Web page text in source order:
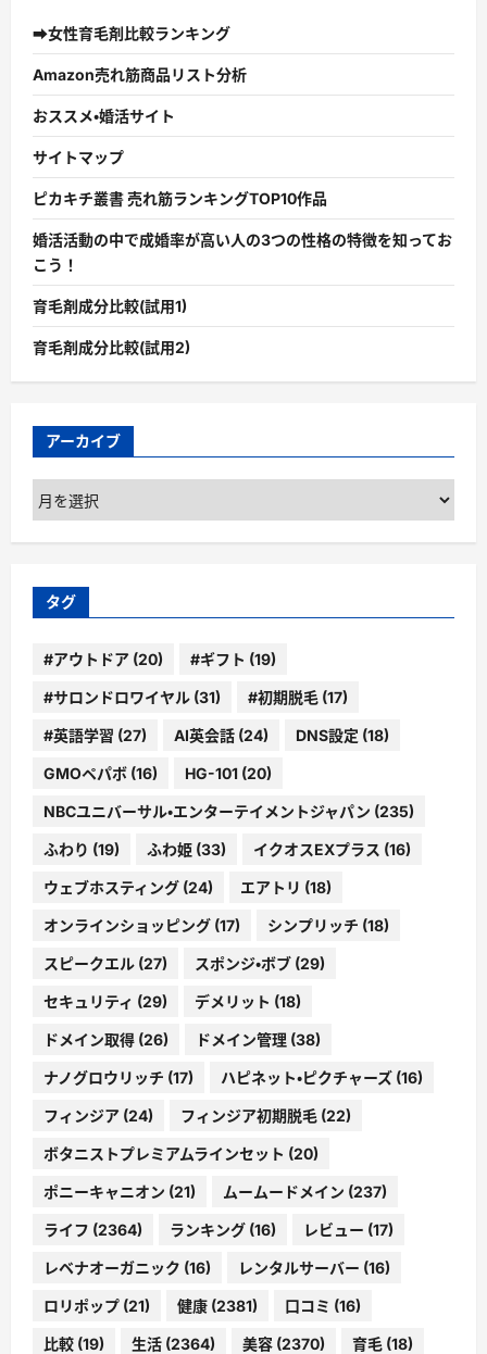
➡女性育毛剤比較ランキング
Amazon売れ筋商品リスト分析
おススメ・婚活サイト
サイトマップ
ピカキチ叢書 売れ筋ランキングTOP10作品
婚活活動の中で成婚率が高い人の3つの性格の特徴を知ってお
こう！
育毛剤成分比較(試用1)
育毛剤成分比較(試用2)
アーカイブ
ア
ー
カ
ブ
タグ
#アウトドア (20) #ギフト (19)
#サロンドロワイヤル (31) #初期脱毛 (17)
#英語学習 (27) AI英会話 (24) DNS設定 (18)
GMOペパボ (16) HG-101 (20)
NBCユニバーサル・エンターテイメントジャパン (235)
ふわり (19) ふわ姫 (33) イクオスEXプラス (16)
ウェブホスティング (24) エアトリ (18)
オンラインショッピング (17) シンプリッチ (18)
スピークエル (27) スポンジ・ボブ (29)
セキュリティ (29) デメリット (18)
ドメイン取得 (26) ドメイン管理 (38)
ナノグロウリッチ (17) ハピネット・ピクチャーズ (16)
フィンジア (24) フィンジア初期脱毛 (22)
ボタニストプレミアムラインセット (20)
ポニーキャニオン (21) ムームードメイン (237)
ライフ (2364) ランキング (16) レビュー (17)
レベナオーガニック (16) レンタルサーバー (16)
ロリポップ (21) 健康 (2381) 口コミ (16)
比較 (19) 生活 (2364) 美容 (2370) 育毛 (18)